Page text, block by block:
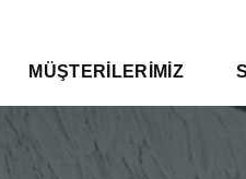
MÜŞTERILERIMIZ